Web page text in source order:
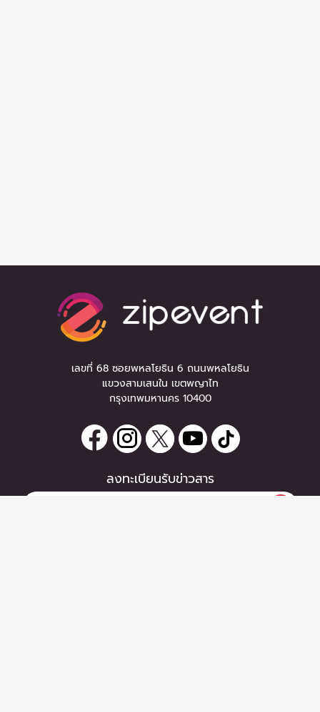
เลขที่ 68 ซอยพหลโยธิน 6 ถนนพหลโยธิน
แขวงสามเสนใน เขตพญาไท
กรุงเทพมหานคร 10400
ลงทะเบียนรับข่าวสาร